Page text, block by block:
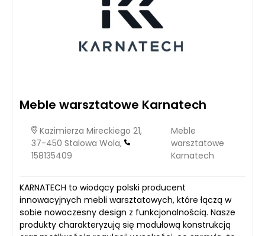
Meble warsztatowe Karnatech
Kazimierza Mireckiego 21,
37-450 Stalowa Wola,
158135409
Meble
warsztatowe
Karnatech
KARNATECH to wiodący polski producent
innowacyjnych mebli warsztatowych, które łączą w
sobie nowoczesny design z funkcjonalnością. Nasze
produkty charakteryzują się modułową konstrukcją